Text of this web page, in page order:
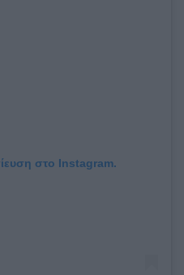
στο Instagram.